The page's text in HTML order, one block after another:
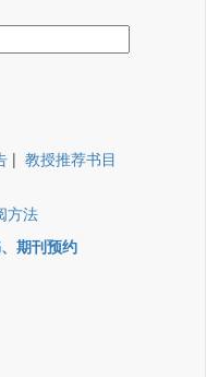
| 教授推荐书目
方法
期刊预约